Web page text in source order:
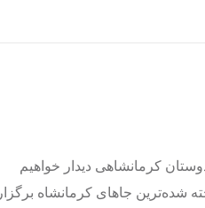
کرمانشاهی دیدار خواهیم
جاهای کرمانشاه برگزار